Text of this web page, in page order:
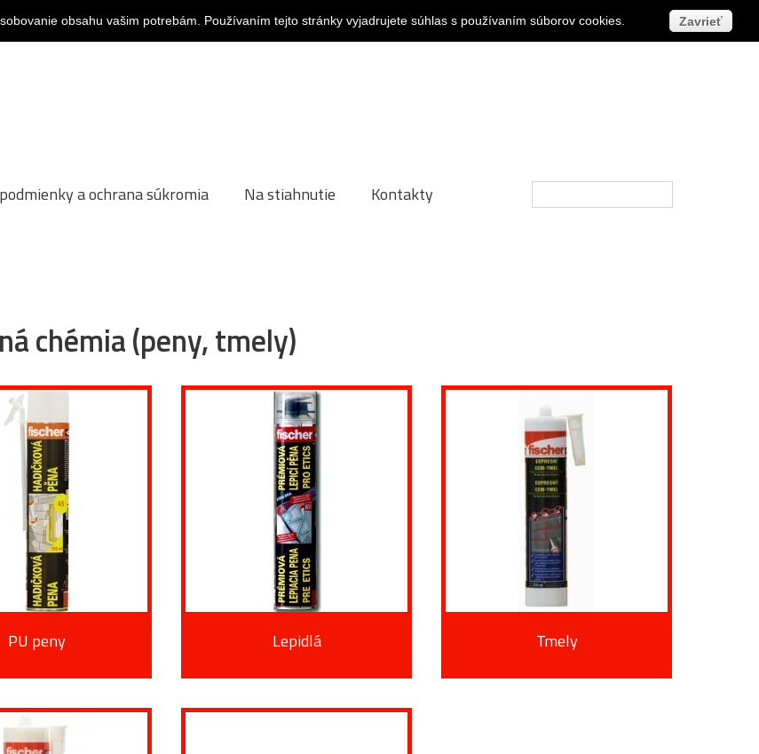
Prihlásiť sa
a ochrana súkromia Na stiahnutie Kontakty
chémia (peny, tmely)
PU peny Lepidlá Tmely
obsahu vašim potrebám. Používaním tejto stránky vyjadrujete súhlas s používaním súborov cookies. Zavrieť